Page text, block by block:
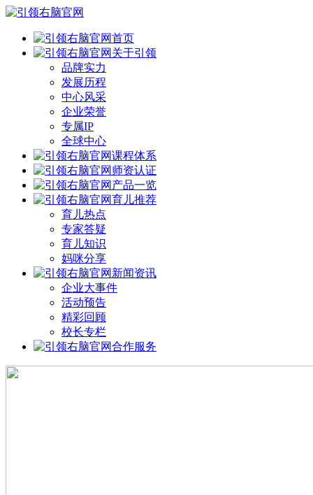
首页
关于引领
品牌实力
发展历程
中心风采
企业荣誉
专属IP
全球中心
课程体系
师资认证
产品一览
育儿推荐
育儿热点
专家答疑
育儿知识
妈咪分享
新闻资讯
企业大事件
活动预告
精彩回顾
校长专栏
合作服务